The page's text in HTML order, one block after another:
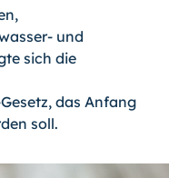
und
sich die
das Anfang
soll.